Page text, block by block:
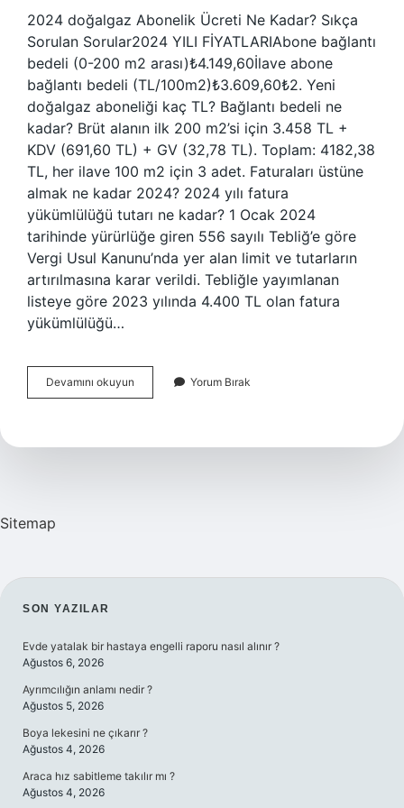
2024 doğalgaz Abonelik Ücreti Ne Kadar? Sıkça
Sorulan Sorular2024 YILI FİYATLARIAbone bağlantı
bedeli (0-200 m2 arası)₺4.149,60İlave abone
bağlantı bedeli (TL/100m2)₺3.609,60₺2. Yeni
doğalgaz aboneliği kaç TL? Bağlantı bedeli ne
kadar? Brüt alanın ilk 200 m2’si için 3.458 TL +
KDV (691,60 TL) + GV (32,78 TL). Toplam: 4182,38
TL, her ilave 100 m2 için 3 adet. Faturaları üstüne
almak ne kadar 2024? 2024 yılı fatura
yükümlülüğü tutarı ne kadar? 1 Ocak 2024
tarihinde yürürlüğe giren 556 sayılı Tebliğ’e göre
Vergi Usul Kanunu’nda yer alan limit ve tutarların
artırılmasına karar verildi. Tebliğle yayımlanan
listeye göre 2023 yılında 4.400 TL olan fatura
yükümlülüğü…
Devamını okuyun
Gaz
Kadar
Yorum Bırak
Sitemap
SIDEBAR
SON YAZILAR
Evde yatalak bir hastaya engelli raporu nasıl alınır ?
Ağustos 6, 2026
Ayrımcılığın anlamı nedir ?
Ağustos 5, 2026
Boya lekesini ne çıkarır ?
Ağustos 4, 2026
Araca hız sabitleme takılır mı ?
Ağustos 4, 2026